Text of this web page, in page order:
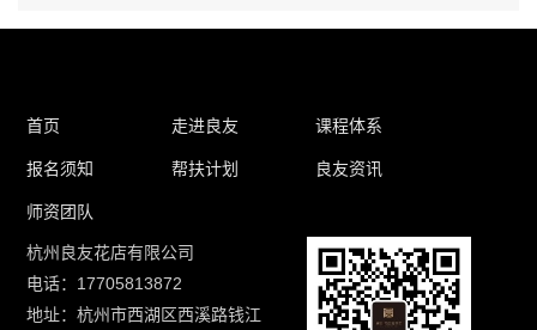
首页 走进良友 课程体系
报名须知 帮扶计划 良友资讯
师资团队
杭州良友花店有限公司
电话：17705813872
地址：杭州市西湖区西溪路钱江